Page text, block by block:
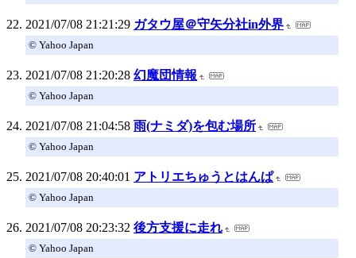
2021/07/08 21:21:29 ガタウ屋＠守矢分社in外界
© Yahoo Japan
2021/07/08 21:20:28 幻魔団情報
© Yahoo Japan
2021/07/08 21:04:58 雨(ナミダ)を包む場所
© Yahoo Japan
2021/07/08 20:40:01 アトリエちゅうとはんぱ
© Yahoo Japan
2021/07/08 20:23:32 後方支援に走れ
© Yahoo Japan